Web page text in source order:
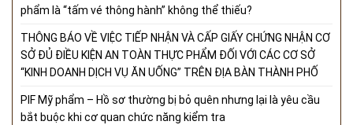
phẩm là “tấm vé thông hành” không thể thiếu?
THÔNG BÁO VỀ VIỆC TIẾP NHẬN VÀ CẤP GIẤY CHỨNG NHẬN CƠ
SỞ ĐỦ ĐIỀU KIỆN AN TOÀN THỰC PHẨM ĐỐI VỚI CÁC CƠ SỞ
“KINH DOANH DỊCH VỤ ĂN UỐNG” TRÊN ĐỊA BÀN THÀNH PHỐ
PIF Mỹ phẩm – Hồ sơ thường bị bỏ quên nhưng lại là yêu cầu
bắt buộc khi cơ quan chức năng kiểm tra